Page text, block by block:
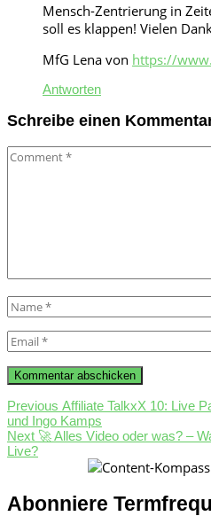
Mensch-Zentrierung in
soll es klappen! Vielen
MfG Lena von https://
Antworten
Schreibe einen
Comment
Name
*
Email
*
Beitragsnavigation
Previous Previous
post:
Affiliate TalkxX 10: Live
und Ingo Kamps
Next Next
post:
🚀 Alles Video oder was? –
Live?
Abonniere